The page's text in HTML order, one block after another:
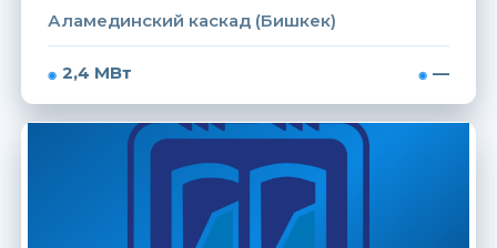
Аламединский каскад (Бишкек)
2,4 МВт —